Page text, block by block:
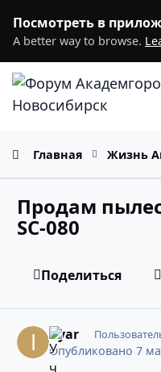
Посмотреть в
A better way to browse.
Главная Жизнь
Продам
SC-080
Поделиться
Ilyar
Опубликовано 7